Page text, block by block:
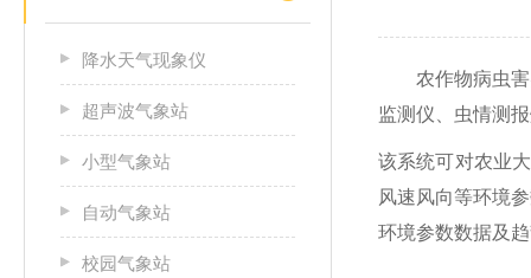
降水天气现象仪
超声波气象站
小型气象站
自动气象站
校园气象站
农作物病虫
监测仪、虫情测
该系统可对农业
风速风向等环境
环境参数数据及